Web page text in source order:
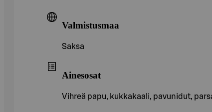
Valmistusmaa
Saksa
Ainesosat
Vihreä papu, kukkakaali, pavunidut,